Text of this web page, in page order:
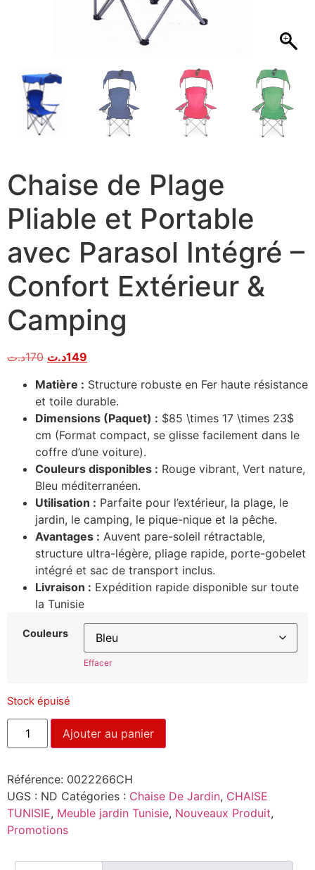
Chaise de Plage
Pliable et Portable
avec Parasol Intégré –
Confort Extérieur &
Camping
170د.ت 149د.ت
Matière : Structure robuste en Fer haute résistance
et toile durable.
Dimensions (Paquet) : $85 \times 17 \times 23$
cm (Format compact, se glisse facilement dans le
coffre d’une voiture).
Couleurs disponibles : Rouge vibrant, Vert nature,
Bleu méditerranéen.
Utilisation : Parfaite pour l’extérieur, la plage, le
jardin, le camping, le pique-nique et la pêche.
Avantages : Auvent pare-soleil rétractable,
structure ultra-légère, pliage rapide, porte-gobelet
intégré et sac de transport inclus.
Livraison : Expédition rapide disponible sur toute
la Tunisie
Couleurs
Effacer
Stock épuisé
Ajouter au panier
Référence: 0022266CH
UGS : ND Catégories : Chaise De Jardin, CHAISE
TUNISIE, Meuble jardin Tunisie, Nouveaux Produit,
Promotions